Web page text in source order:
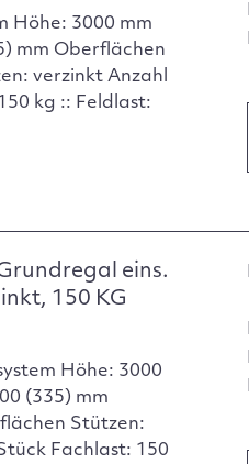
Höhe: 3000 mm
mm Oberflächen
verzinkt Anzahl
kg :: Feldlast:
eins.
150 KG
Höhe: 3000
(335) mm
Stützen:
Fachlast: 150